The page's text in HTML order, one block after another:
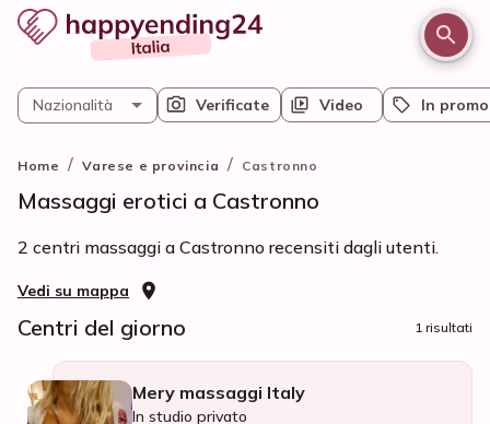
Verificate Video In promo
Nazionalità
Home / Varese e provincia / Castronno
Massaggi erotici a Castronno
2 centri massaggi a Castronno recensiti dagli utenti.
Vedi su mappa
Centri del giorno 1 risultati
Mery massaggi Italy
In studio privato